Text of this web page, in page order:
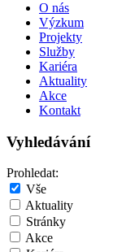
O nás
Výzkum
Projekty
Služby
Kariéra
Aktuality
Akce
Kontakt
Vyhledávání
Prohledat:
Vše
Aktuality
Stránky
Akce